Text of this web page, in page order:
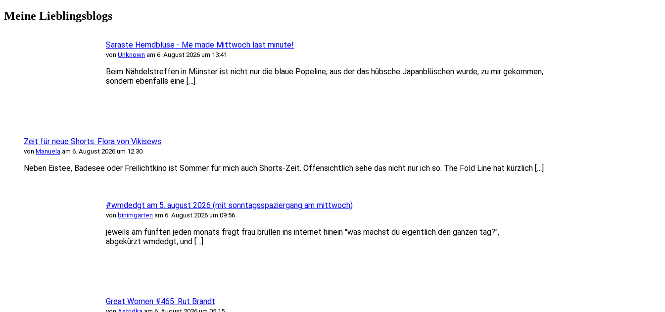
Meine Lieblingsblogs
Saraste Hemdbluse - Me made Mittwoch last minute!
von Unknown am 6. August 2026 um 13:41
Beim Nähdelstreffen in Münster ist nicht nur die blaue Popeline, aus der das hübsche Japanblüschen wurde, zu mir gekommen,
sondern ebenfalls eine […]
Zeit für neue Shorts. Flora von Vikisews
von Manuela am 6. August 2026 um 12:30
Neben Eistee, Badesee oder Freilichtkino ist Sommer für mich auch Shorts-Zeit. Offensichtlich sehe das nicht nur ich so. The Fold Line hat kürzlich […]
#wmdedgt am 5. august 2026 (mit sonntagsspaziergang am mittwoch)
von binimgarten am 6. August 2026 um 09:56
jeweils am fünften jeden monats fragt frau brüllen ins internet hinein "was machst du eigentlich den ganzen tag?",
abgekürzt wmdedgt, und […]
Great Women #465: Rut Brandt